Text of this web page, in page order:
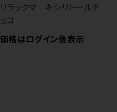
リラックマ キシリトールチ
ョコ
価格はログイン後表示